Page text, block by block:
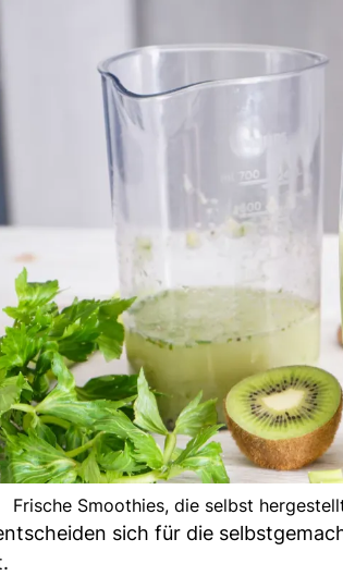
Frische Smoothies, die selbst
sich für die